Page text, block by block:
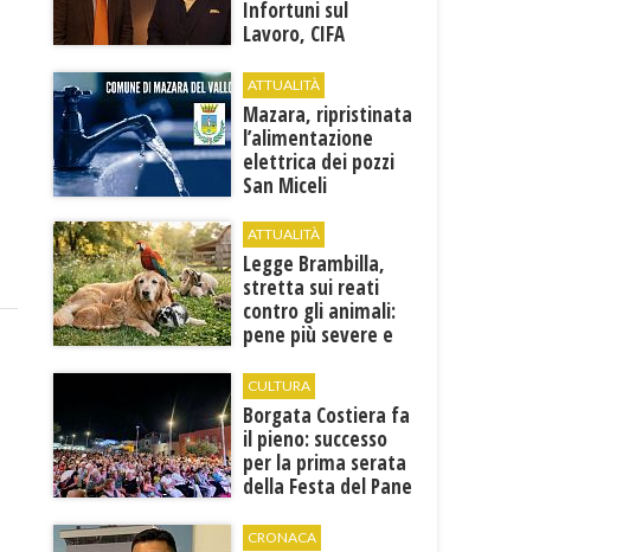
Infortuni sul
Lavoro, CIFA
memoria deve
tradursi in
prevenzione”
ATTUALITÀ
Mazara, ripristinata
l’alimentazione
elettrica dei pozzi
San Miceli
ATTUALITÀ
Legge Brambilla,
stretta sui reati
contro gli animali:
pene più severe e
CULTURA
​Borgata Costiera fa
il pieno: successo
per la prima serata
della Festa del Pane
CRONACA